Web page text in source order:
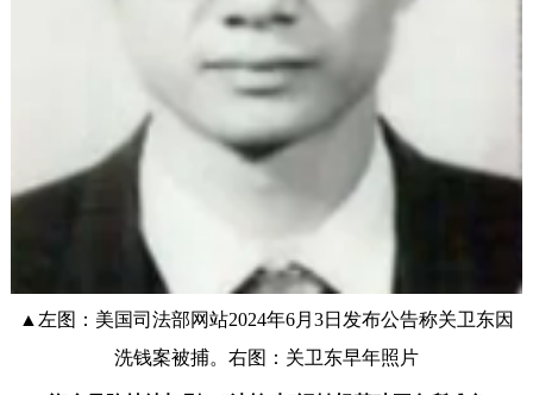
▲左图：美国司法部网站2024年6月3日发布公告称关卫东因
洗钱案被捕。右图：关卫东早年照片